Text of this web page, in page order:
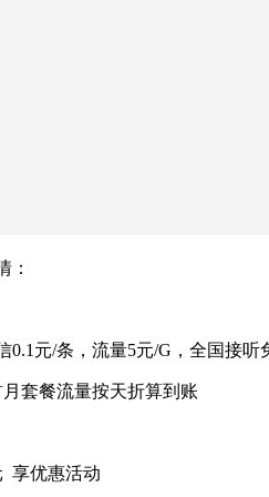
：
0.1元/条，流量5元/G，全国接听
套餐流量按天折算到账
享优惠活动